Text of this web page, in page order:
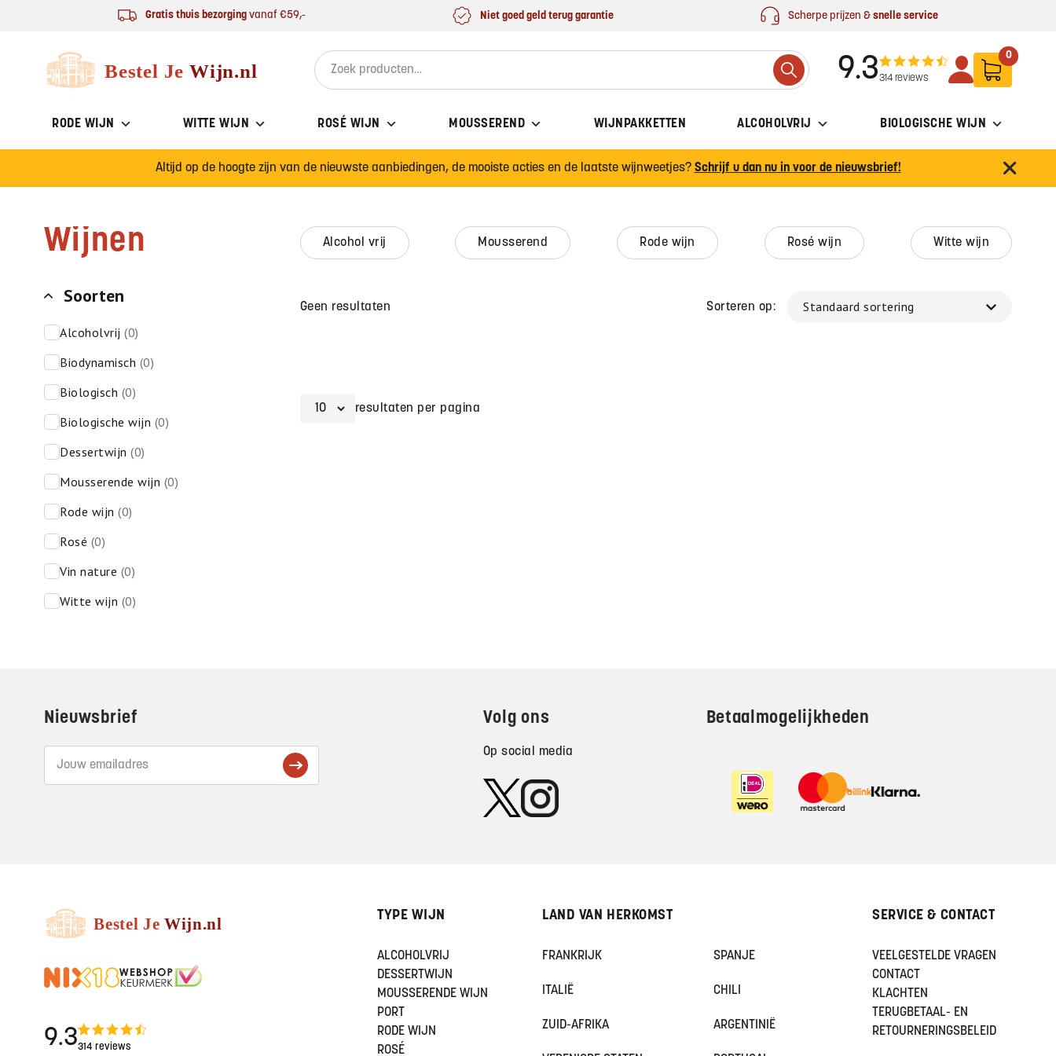
Gratis thuis bezorgingvanaf €59,- Niet goed geld terug garantie Scherpe prijzen &snelle service
Bestel Je Wijn
Search for:
Search
9.3314 reviews
0
RODE WIJN WITTE WIJN ROSÉ WIJN MOUSSEREND WIJNPAKKETTEN ALCOHOLVRIJ BIOLOGISCHE WIJN
Altijd op de hoogte zijn van de nieuwste aanbiedingen, de mooiste acties en de laatste wijnweetjes? Schrijf u dan nu in voor de nieuwsbrief!
Wijnen
Soorten
alcoholvrij (0)
biodynamisch (0)
biologisch (0)
biologische wijn (0)
dessertwijn (0)
mousserende wijn (0)
rode wijn (0)
rosé (0)
vin nature (0)
witte wijn (0)
alcohol vrij mousserend rode wijn rosé wijn witte wijn
Geen resultaten Sorteren op:
resultaten per pagina
Nieuwsbrief Volg ons
Op social media
Betaalmogelijkheden
9.3314 reviews
TYPE WIJN
ALCOHOLVRIJ
DESSERTWIJN
MOUSSERENDE WIJN
PORT
RODE WIJN
ROSÉ
LAND VAN HERKOMST
FRANKRIJK SPANJE
ITALIË CHILI
ZUID-AFRIKA ARGENTINIË
SERVICE & CONTACT
VEELGESTELDE VRAGEN
CONTACT
KLACHTEN
TERUGBETAAL- EN
RETOURNERINGSBELEID